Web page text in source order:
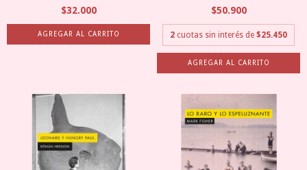
$32.000 $50.900
2 cuotas sin interés de $25.450